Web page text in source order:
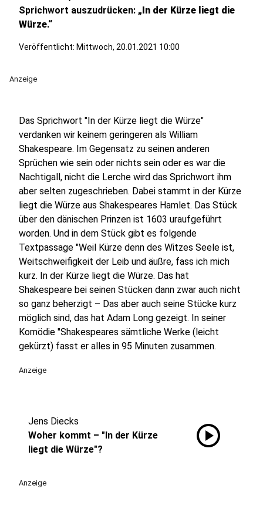
Sprichwort auszudrücken: „In der Kürze liegt die
Würze.“
Veröffentlicht: Mittwoch, 20.01.2021 10:00
Anzeige
Das Sprichwort "In der Kürze liegt die Würze"
verdanken wir keinem geringeren als William
Shakespeare. Im Gegensatz zu seinen anderen
Sprüchen wie sein oder nichts sein oder es war die
Nachtigall, nicht die Lerche wird das Sprichwort ihm
aber selten zugeschrieben. Dabei stammt in der Kürze
liegt die Würze aus Shakespeares Hamlet. Das Stück
über den dänischen Prinzen ist 1603 uraufgeführt
worden. Und in dem Stück gibt es folgende
Textpassage "Weil Kürze denn des Witzes Seele ist,
Weitschweifigkeit der Leib und äußre, fass ich mich
kurz. In der Kürze liegt die Würze. Das hat
Shakespeare bei seinen Stücken dann zwar auch nicht
so ganz beherzigt – Das aber auch seine Stücke kurz
möglich sind, das hat Adam Long gezeigt. In seiner
Komödie "Shakespeares sämtliche Werke (leicht
gekürzt) fasst er alles in 95 Minuten zusammen.
Anzeige
Jens Diecks
Woher kommt – "In der Kürze
liegt die Würze"?
play_circle
Anzeige